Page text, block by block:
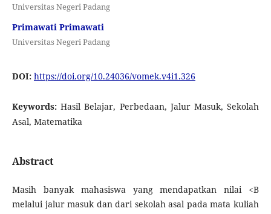
Universitas Negeri Padang
Primawati Primawati
Universitas Negeri Padang
DOI: https://doi.org/10.24036/vomek.v4i1.326
Keywords:Hasil Belajar, Perbedaan, Jalur Masuk, Sekolah
Asal, Matematika
Abstract
Masih banyak mahasiswa yang mendapatkan nilai <B
melalui jalur masuk dan dari sekolah asal pada mata kuliah